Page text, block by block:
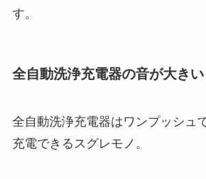
す。
全自動洗浄充電器の音が大きい
全自動洗浄充電器はワンプッシュ
充電できるスグレモノ。